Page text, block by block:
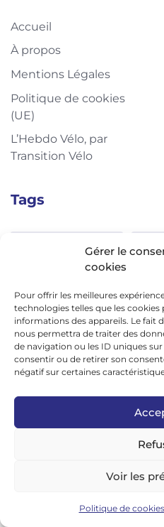
Gérer le
cookies
Pour offrir les meilleures
technologies telles que les
informations des appareils. Le fait
nous permettra de traiter des
de navigation ou les ID uniques sur
consentir ou de retirer son
négatif sur certaines
Voir les
Politique de cookies
Accueil
À propos
Mentions Légales
Politique de cookies
(UE)
L’Hebdo Vélo, par
Transition Vélo
Tags
Bosch
Tern Thule
Réseaux sociaux
google news